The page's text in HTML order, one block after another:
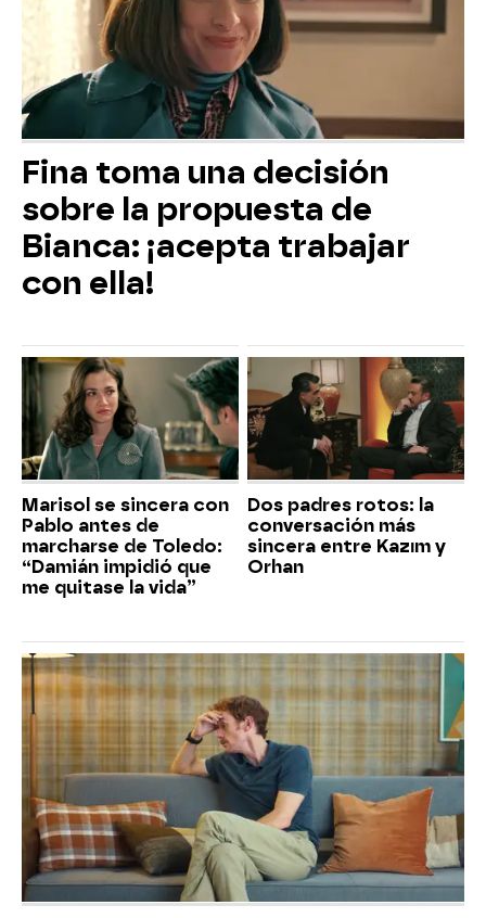
Fina toma una decisión
sobre la propuesta de
Bianca: ¡acepta trabajar
con ella!
Marisol se sincera con
Pablo antes de
marcharse de Toledo:
“Damián impidió que
me quitase la vida”
Dos padres rotos: la
conversación más
sincera entre Kazım y
Orhan